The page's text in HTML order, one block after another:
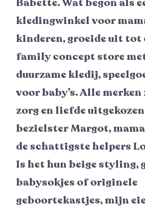
kledingwinkel voor
kinderen, groeide uit tot
family concept store
duurzame kledij,
voor baby’s. Alle
zorg en liefde
bezielster Margot,
de schattigste helpers
Is het hun beige styling,
babysokjes of originele
geboortekastjes, mijn